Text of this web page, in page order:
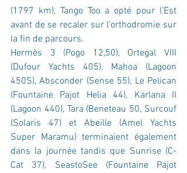
(1797 km), Tango Too a opté pour l’Est
avant de se recaler sur l’orthodromie sur
la fin de parcours.
Hermès 3 (Pogo 12,50), Ortegal VIII
(Dufour Yachts 405), Mahoa (Lagoon
450S), Absconder (Sense 55), Le Pelican
(Fountaine Pajot Helia 44), Karlana II
(Lagoon 440), Tara (Beneteau 50, Surcouf
(Solaris 47) et Abeille (Amel Yachts
Super Maramu) terminaient également
dans la journée tandis que Sunrise (C-
Cat 37), SeastoSee (Fountaine Pajot